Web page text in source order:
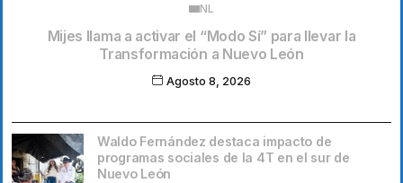
NL
Mijes llama a activar el “Modo Sí” para llevar la
Transformación a Nuevo León
Agosto 8, 2026
Waldo Fernández destaca impacto de
programas sociales de la 4T en el sur de
Nuevo León